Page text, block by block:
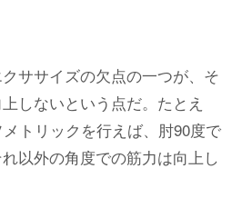
ササイズの欠点の一つが、そ
しないという点だ。たとえ
トリックを行えば、肘90度で
以外の角度での筋力は向上し